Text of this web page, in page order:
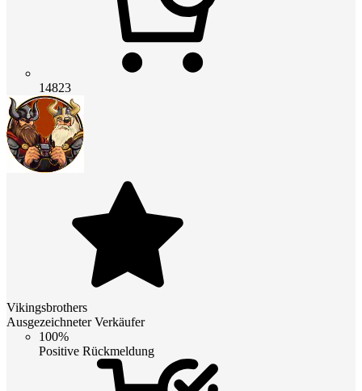
14823
Vikingsbrothers
Ausgezeichneter Verkäufer
100%
Positive Rückmeldung